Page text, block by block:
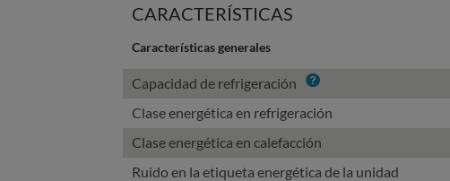
CARACTERÍSTICAS
Características generales
Capacidad de refrigeración Info
Clase energética en refrigeración
Clase energética en calefacción
Ruido en la etiqueta energética de la unidad